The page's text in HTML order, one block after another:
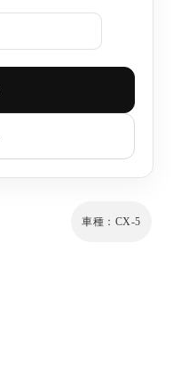
車種：CX-5